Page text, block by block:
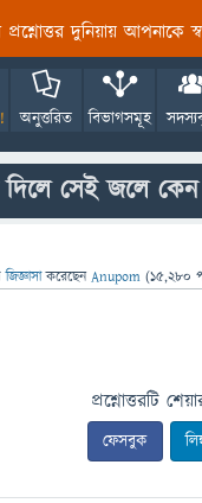
প্রশ্নোত্তর দুনিয়ায় আপনাকে
অনুত্তরিত বিভাগসমূহ
সেই জলে কেন
জিজ্ঞাসাকরেছেনAnupom (15,280
প্রশ্নোত্তরটি
ফেসবুক